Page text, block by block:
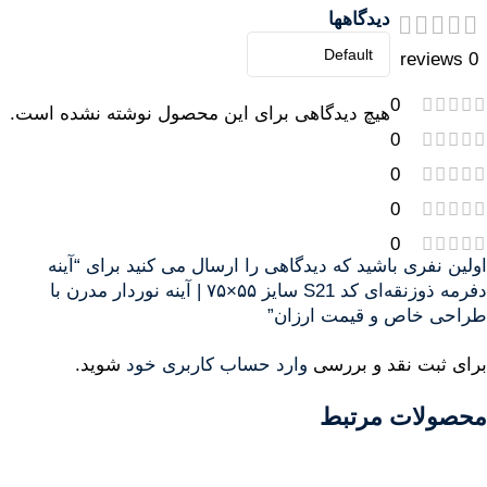
0 reviews
0
0
0
0
0
دیدگاهها
هیچ دیدگاهی برای این محصول نوشته نشده است.
اولین نفری باشید که دیدگاهی را ارسال می کنید برای “آینه
دفرمه ذوزنقه‌ای کد S21 سایز ۵۵×۷۵ | آینه نور‌دار مدرن با
طراحی خاص و قیمت ارزان”
برای ثبت نقد و بررسی وارد حساب کاربری خود شوید.
محصولات مرتبط